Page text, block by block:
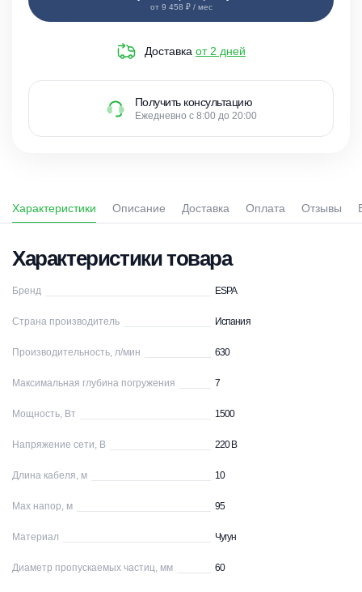
от 9 458 ₽ / мес
Доставка от 2 дней
Получить консультацию
Ежедневно с 8:00 до 20:00
Характеристики Описание Доставка Оплата Отзывы
Характеристики товара
Бренд ESPA
Страна производитель Испания
Производительность, л/мин 630
Максимальная глубина погружения 7
Мощность, Вт 1500
Напряжение сети, В 220 В
Длина кабеля, м 10
Max напор, м 95
Материал Чугун
Диаметр пропускаемых частиц, мм 60